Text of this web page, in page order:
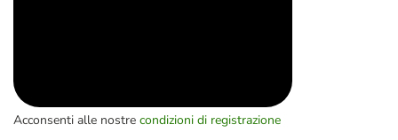
Acconsenti alle nostre condizioni di registrazione